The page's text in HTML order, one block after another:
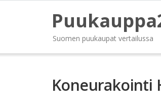
Suomen puukaupat vertailussa
Koneurakointi